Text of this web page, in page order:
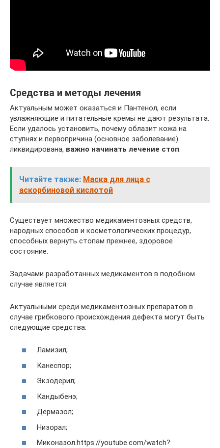
Средства и методы лечения
Актуальным может оказаться и Пантенол, если
увлажняющие и питательные кремы не дают результата.
Если удалось установить, почему облазит кожа на
ступнях и первопричина (основное заболевание)
ликвидирована, важно начинать лечение стоп
Читайте также: Маска для лица с
аскорбиновой кислотой
Существует множество медикаментозных средств,
народных способов и косметологических процедур,
способных вернуть стопам прежнее, здоровое
состояние.
Задачами разработанных медикаментов в подобном
случае является:
Актуальными среди медикаментозных препаратов в
случае грибкового происхождения дефекта могут быть
следующие средства:
Ламизил;
Канеспор;
Экзодерил;
Кандыбенэ;
Дермазол;
Низорал;
Миконазол.https://youtube.com/watch?